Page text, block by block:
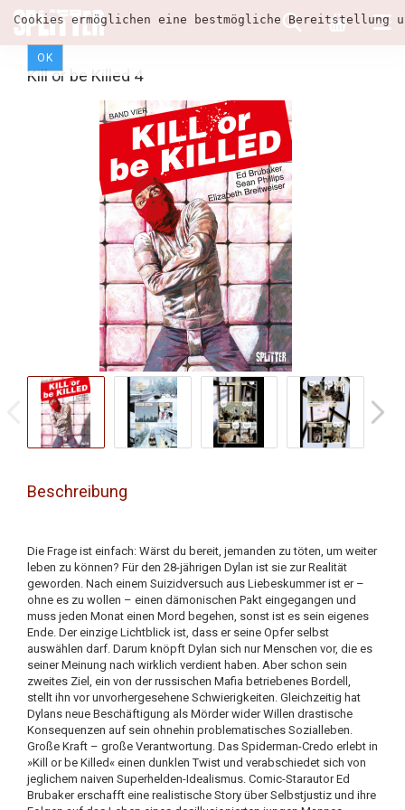
Cookies ermöglichen eine bestmögliche
OK
Kill or be Killed 4
Beschreibung
Die Frage ist einfach: Wärst du bereit, jemanden zu töten, um weiter
leben zu können? Für den 28-jährigen Dylan ist sie zur Realität
geworden. Nach einem Suizidversuch aus Liebeskummer ist er –
ohne es zu wollen – einen dämonischen Pakt eingegangen und
muss jeden Monat einen Mord begehen, sonst ist es sein eigenes
Ende. Der einzige Lichtblick ist, dass er seine Opfer selbst
auswählen darf. Darum knöpft Dylan sich nur Menschen vor, die es
seiner Meinung nach wirklich verdient haben. Aber schon sein
zweites Ziel, ein von der russischen Mafia betriebenes Bordell,
stellt ihn vor unvorhergesehene Schwierigkeiten. Gleichzeitig hat
Dylans neue Beschäftigung als Mörder wider Willen drastische
Konsequenzen auf sein ohnehin problematisches Sozialleben.
Große Kraft – große Verantwortung. Das Spiderman-Credo erlebt in
»Kill or be Killed« einen dunklen Twist und verabschiedet sich von
jeglichem naiven Superhelden-Idealismus. Comic-Starautor Ed
Brubaker erschafft eine realistische Story über Selbstjustiz und ihre